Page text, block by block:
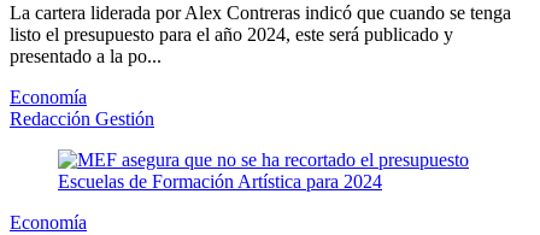
La cartera liderada por Alex Contreras indicó que cuando se tenga
listo el presupuesto para el año 2024, este será publicado y
presentado a la po...
Economía
Redacción Gestión
Economía